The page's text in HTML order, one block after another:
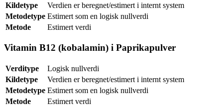
Kildetype
Verdien er beregnet/estimert i internt system
Metodetype Estimert som en logisk nullverdi
Metode
Estimert verdi
Vitamin B12 (kobalamin) i Paprikapulver
Verditype
Logisk nullverdi
Kildetype
Verdien er beregnet/estimert i internt system
Metodetype Estimert som en logisk nullverdi
Metode
Estimert verdi